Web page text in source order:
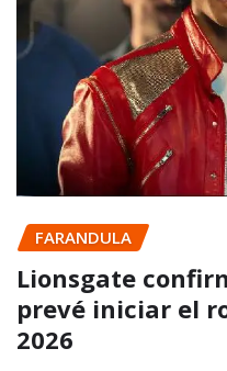
FARANDULA
Lionsgate
prevé iniciar el
2026